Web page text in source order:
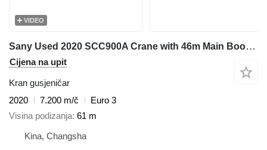
VIDEO
Sany Used 2020 SCC900A Crane with 46m Main Boom - 50t & 9t Hook Capac
Cijena na upit
Kran gusjeničar
2020
7.200 m/č
Euro 3
Visina podizanja 61 m
Kina, Changsha